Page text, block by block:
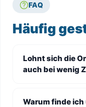
FAQ
Häufig
Lohnt sich die
auch bei wenig
Warum finde ich